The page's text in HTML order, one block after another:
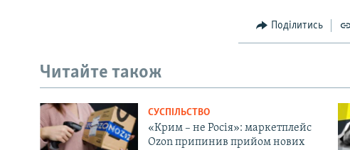
Поділитись
Читайте також
СУСПІЛЬСТВО
«Крим – не Росія»: маркетплейс
Ozon припинив прийом нових